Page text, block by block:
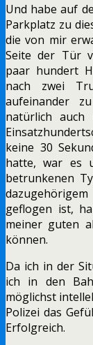
Und habe auf
Parkplatz zu
die von mir
Seite der Tür
paar hundert
nach zwei
aufeinander
natürlich
keine 30
hatte, war es
betrunkenen
geflogen ist,
meiner guten
können.
Da ich in der
ich in den
möglichst
Polizei das
Erfolgreich.